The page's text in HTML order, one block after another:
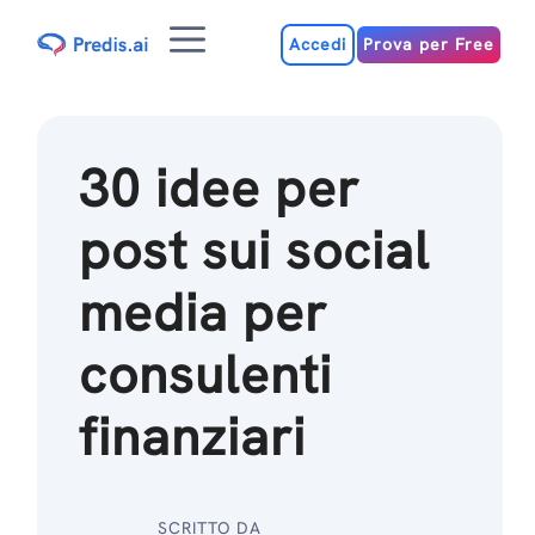
MenuAccedi Prova per Free
30 idee per
post sui social
media per
consulenti
finanziari
SCRITTO DA